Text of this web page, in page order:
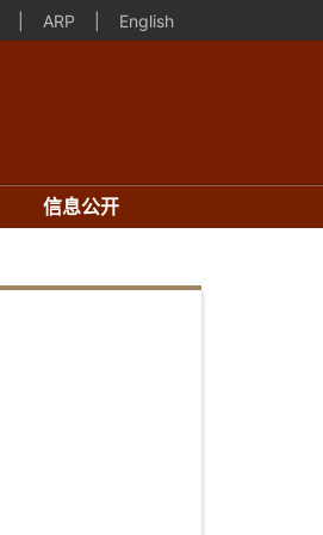
ARP English
信息公开